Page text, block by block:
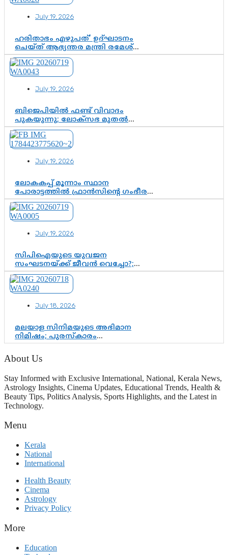
July 19, 2026
ഹരിതാഭം എഴുപത്’ ഉദ്ഘാടനം
ചെയ്ത് ആഭ്യന്തര മന്ത്രി രമേശ്
ചെന്നിത്തല; ആർ. ഹരികുമാറിന്റെ
സപ്തതി ആഘോഷങ്ങൾക്ക്
പ്രൗഢമായ തുടക്കം
July 19, 2026
ബിജെപിയിൽ ഫണ്ട് വിവാദം
പുകയുന്നു; ലോക്സഭ മുതൽ
നിയമസഭ വരെ 140 മണ്ഡലങ്ങളിലെ
ഫണ്ട് വിനിയോഗം
പരിശോധിക്കുമോ? കേന്ദ്രത്തിനും
ഘടകത്തോട് അതൃപ്തി
July 19, 2026
ലോകകപ്പ് മൂന്നാം സ്ഥാന
പോരാട്ടത്തിൽ ഫ്രാൻസിന്റെ ഗംഭീര
തിരിച്ചുവരവ്; ഗോൾവേട്ടയിൽ
മെസ്സിയെ മറികടന്ന് എംബാപ്പെ
July 19, 2026
സിപിഐയുടെ യുവജന
സംഘടനയ്ക്ക് ജീവൻ വെച്ചോ?;
ജിസ്മോന്റെ വിമർശനം രാഷ്ട്രീയ
ഇരട്ടത്താപ്പെന്ന് ചർച്ച
July 18, 2026
മലയാള സിനിമയുടെ അഭിമാന
നിമിഷം; പുരസ്‌കാരം
ആഘോഷമാകട്ടെ, മികവ് ശീലമാകട്ടെ
About Us
Stay Informed with Exclusive International, National, Kerala News,
Astrology Insights, Cinema Updates, Educational Trends, Health &
Beauty Tips, Politics Analysis, Sports Highlights, and the Latest in
Technology.
Menu
Kerala
National
International
Health Beauty
Cinema
Astrology
Privacy Policy
More
Education